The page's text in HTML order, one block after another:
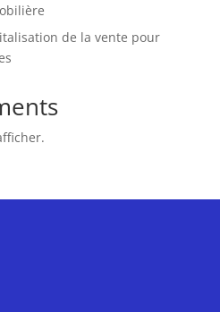
de la vente pour